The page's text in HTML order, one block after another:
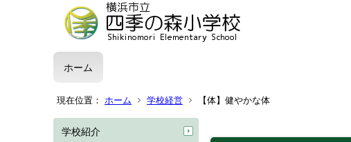
ホーム
現在位置： ホーム 学校経営 【体】健やかな体
学校紹介